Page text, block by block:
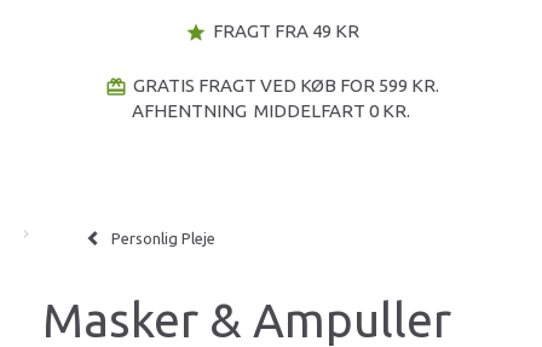
star FRAGT FRA 49 KR
redeem GRATIS FRAGT VED KØB FOR 599 KR.
AFHENTNING MIDDELFART 0 KR.
Personlig Pleje
Masker & Ampuller